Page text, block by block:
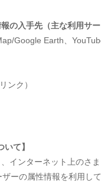
の入手先（主な利用サー
Google Earth、
ンク）
て】
インターネット上のさ
ーの属性情報を利用